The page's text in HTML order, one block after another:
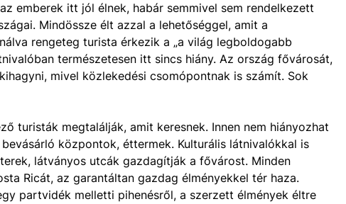
emberek itt jól élnek, habár semmivel sem rendelkezett
Mindössze élt azzal a lehetőséggel, amit a
rengeteg turista érkezik a „a világ legboldogabb
természetesen itt sincs hiány. Az ország fővárosát,
mivel közlekedési csomópontnak is számít. Sok
turisták megtalálják, amit keresnek. Innen nem hiányozhat
központok, éttermek. Kulturális látnivalókkal is
látványos utcák gazdagítják a fővárost. Minden
Ricát, az garantáltan gazdag élményekkel tér haza.
partvidék melletti pihenésről, a szerzett élmények éltre